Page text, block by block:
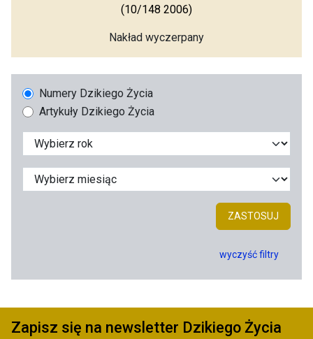
(10/148 2006)
Nakład wyczerpany
Numery Dzikiego Życia
Artykuły Dzikiego Życia
ZASTOSUJ
wyczyść filtry
Zapisz się na newsletter Dzikiego Życia